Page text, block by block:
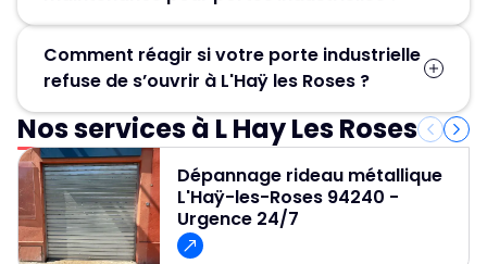
câbles et moteurs, lubrification et priorités
d’intervention. Nos contrats réduisent le risque
d’arrêt et optimisent la durée de vie des
équipements.
Comment réagir si votre porte industrielle
refuse de s’ouvrir à L'Haÿ les Roses ?
Pas de panique ! Contactez immédiatement
MGParis, spécialiste du dépannage de portes
industrielles. Nos techniciens se déplacent
rapidement sur site pour identifier la cause
(moteur bloqué, câble détendu, ressort
Nos services à L Hay Les Roses
Dépannage rideau métallique
L'Haÿ-les-Roses 94240 -
Urgence 24/7